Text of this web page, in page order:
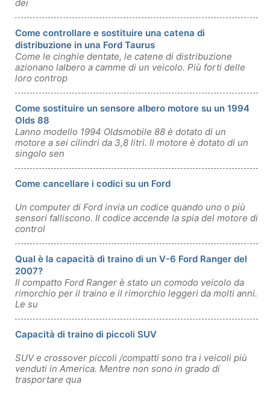
dei
Come controllare e sostituire una catena di
distribuzione in una Ford Taurus
Come le cinghie dentate, le catene di distribuzione
azionano lalbero a camme di un veicolo. Più forti delle
loro controp
Come sostituire un sensore albero motore su un 1994
Olds 88
Lanno modello 1994 Oldsmobile 88 è dotato di un
motore a sei cilindri da 3,8 litri. Il motore è dotato di un
singolo sen
Come cancellare i codici su un Ford
Un computer di Ford invia un codice quando uno o più
sensori falliscono. Il codice accende la spia del motore di
control
Qual è la capacità di traino di un V-6 Ford Ranger del
2007?
Il compatto Ford Ranger è stato un comodo veicolo da
rimorchio per il traino e il rimorchio leggeri da molti anni.
Le su
Capacità di traino di piccoli SUV
SUV e crossover piccoli /compatti sono tra i veicoli più
venduti in America. Mentre non sono in grado di
trasportare qua